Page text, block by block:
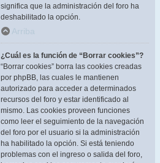
significa que la administración del foro ha
deshabilitado la opción.
Arriba
¿Cuál es la función de “Borrar cookies”?
“Borrar cookies” borra las cookies creadas
por phpBB, las cuales le mantienen
autorizado para acceder a determinados
recursos del foro y estar identificado al
mismo. Las cookies proveen funciones
como leer el seguimiento de la navegación
del foro por el usuario si la administración
ha habilitado la opción. Si está teniendo
problemas con el ingreso o salida del foro,